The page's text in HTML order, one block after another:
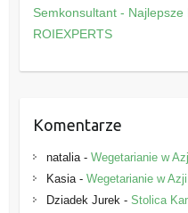
o
r
e
Semkonsultant -
ROIEXPERTS
Komentarze
natalia- Wegetarianie w
Kasia- Wegetarianie w
Dziadek Jurek - Stolica